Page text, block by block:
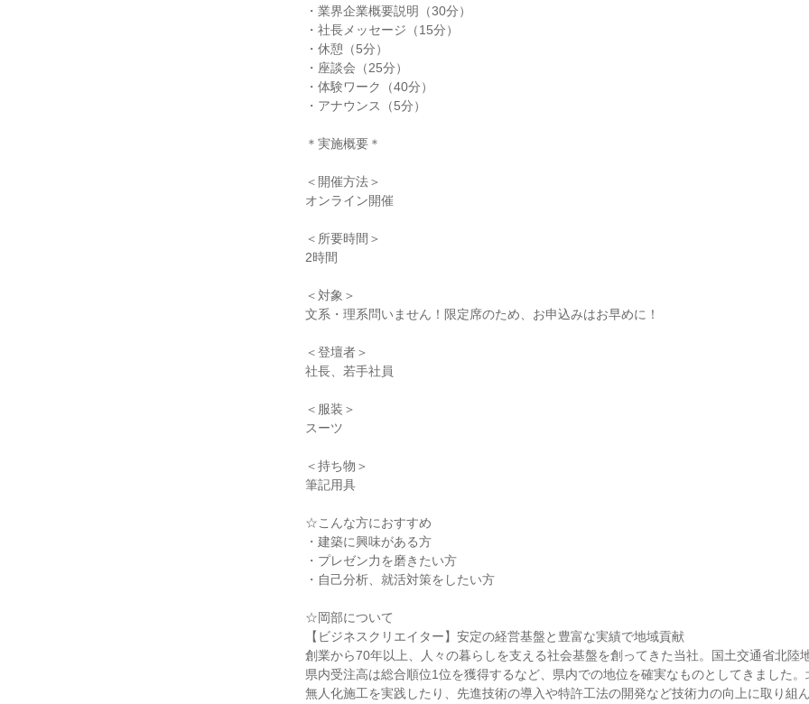
・業界企業概要説明（30分）
・社長メッセージ（15分）
・休憩（5分）
・座談会（25分）
・体験ワーク（40分）
・アナウンス（5分）
＊実施概要＊
＜開催方法＞
オンライン開催
＜所要時間＞
2時間
＜対象＞
文系・理系問いません！限定席のため、お申込みはお早めに！
＜登壇者＞
社長、若手社員
＜服装＞
スーツ
＜持ち物＞
筆記用具
☆こんな方におすすめ
・建築に興味がある方
・プレゼン力を磨きたい方
・自己分析、就活対策をしたい方
☆岡部について
【ビジネスクリエイター】安定の経営基盤と豊富な実績で地域貢献
創業から70年以上、人々の暮らしを支える社会基盤を創ってきた当社。国土交通省北陸
県内受注高は総合順位1位を獲得するなど、県内での地位を確実なものとしてきました
無人化施工を実践したり、先進技術の導入や特許工法の開発など技術力の向上に取り組